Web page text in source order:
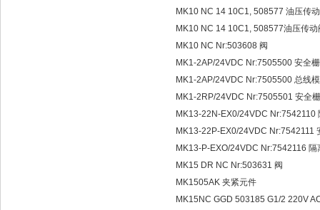
MK10 NC 14 10C1, 508577 油压传
MK10 NC 14 10C1, 508577油压传动
MK10 NC Nr:503608 阀
MK1-2AP/24VDC Nr:7505500 安全栅
MK1-2AP/24VDC Nr:7505500 总线
MK1-2RP/24VDC Nr:7505501 安全栅
MK13-22N-EX0/24VDC Nr:7542110
MK13-22P-EX0/24VDC Nr:7542111
MK13-P-EXO/24VDC Nr:7542116 隔
MK15 DR NC Nr:503631 阀
MK1505AK 夹紧元件
MK15NC GGD 503185 G1/2 220V